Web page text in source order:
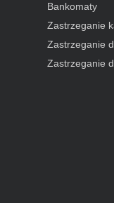
Bankomaty
Zastrzeganie
Zastrzeganie
Zastrzeganie